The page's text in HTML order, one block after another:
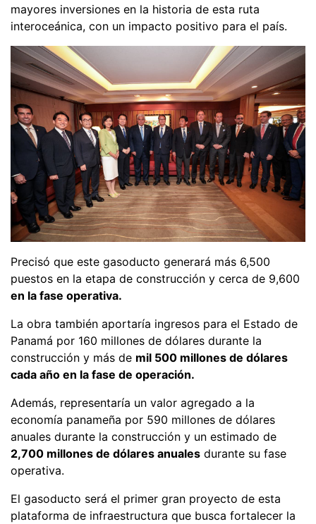
mayores inversiones en la historia de esta ruta
interoceánica, con un impacto positivo para el país.
Precisó que este gasoducto generará más 6,500
puestos en la etapa de construcción y cerca de 9,600
en la fase operativa.
La obra también aportaría ingresos para el Estado de
Panamá por 160 millones de dólares durante la
construcción y más de mil 500 millones de dólares
cada año en la fase de operación.
Además, representaría un valor agregado a la
economía panameña por 590 millones de dólares
anuales durante la construcción y un estimado de
2,700 millones de dólares anuales durante su fase
operativa.
El gasoducto será el primer gran proyecto de esta
plataforma de infraestructura que busca fortalecer la